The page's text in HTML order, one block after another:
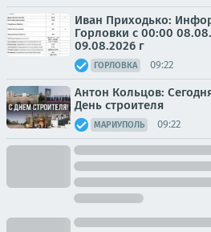
Иван Приходько:
Горловки с 00:00
09.08.2026 г
ГОРЛОВКА 09:22
Антон Кольцов:
День строителя
МАРИУПОЛЬ 09:22